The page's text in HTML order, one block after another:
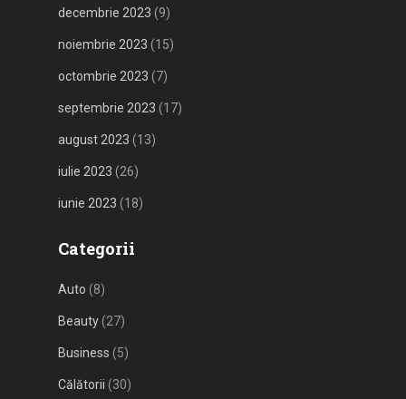
decembrie 2023 (9)
noiembrie 2023 (15)
octombrie 2023 (7)
septembrie 2023 (17)
august 2023 (13)
iulie 2023 (26)
iunie 2023 (18)
Categorii
Auto (8)
Beauty(27)
Business (5)
Călătorii (30)